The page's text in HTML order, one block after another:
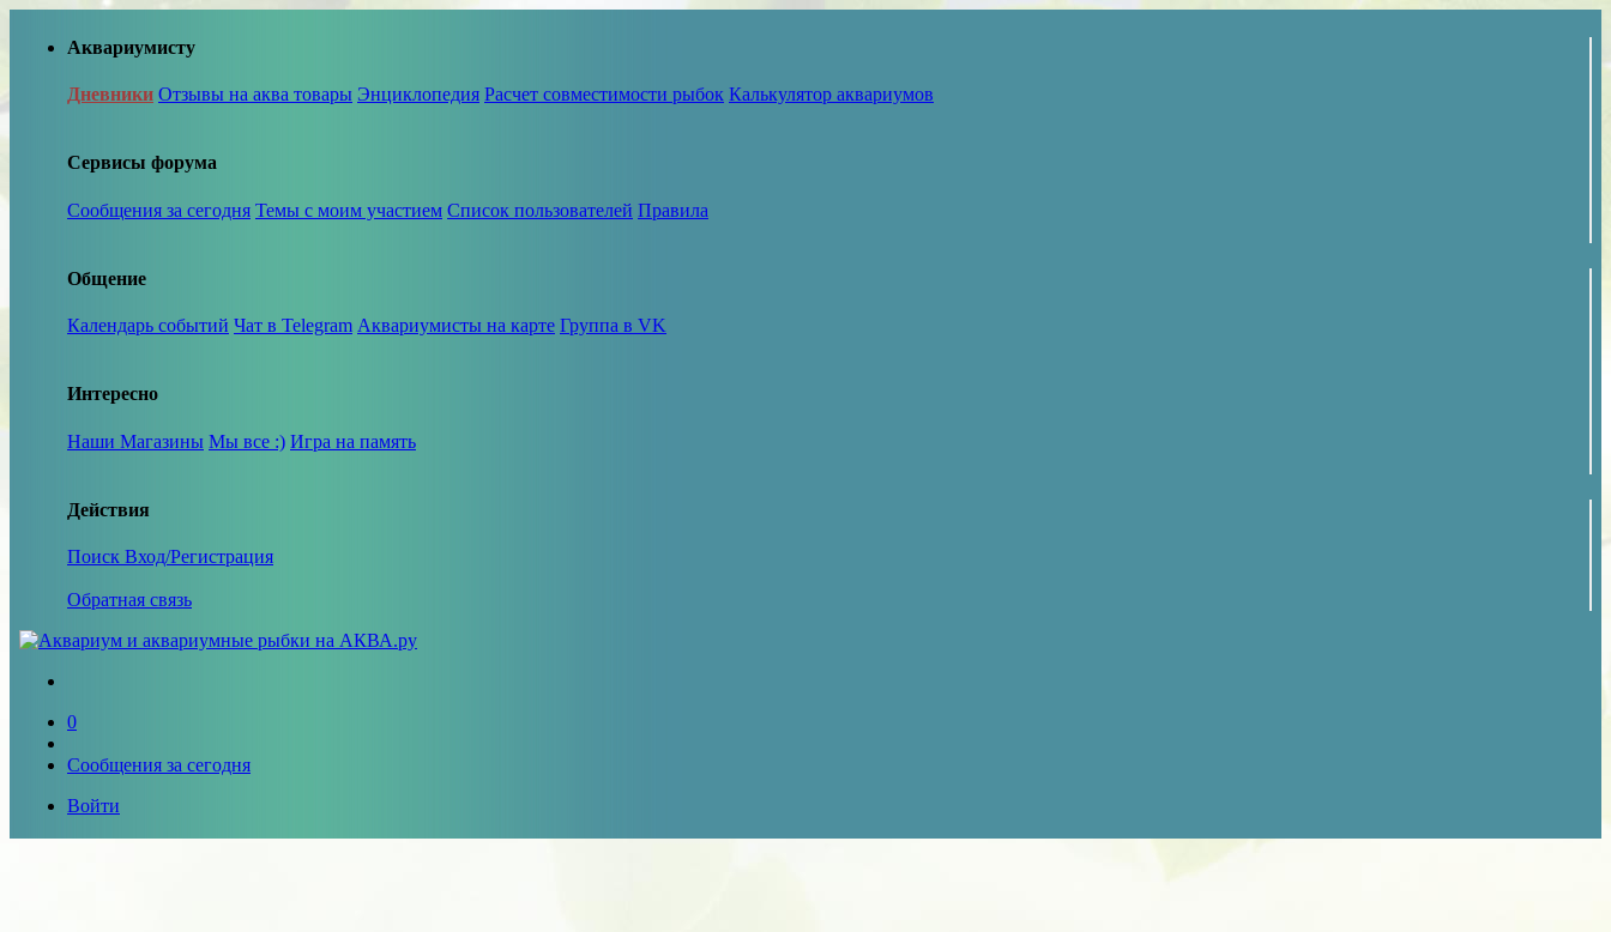
Аквариумисту
Дневники Отзывы на аква товары Энциклопедия Расчет совместимости рыбок Калькулятор аквариумов
Сервисы форума
Сообщения за сегодня Темы с моим участием Список пользователей Правила
Общение
Календарь событий Чат в Telegram Аквариумисты на карте Группа в VK
Интересно
Наши Магазины Мы все :) Игра на память
Действия
Поиск Вход/Регистрация
Обратная связь
0
Сообщения за сегодня
Войти